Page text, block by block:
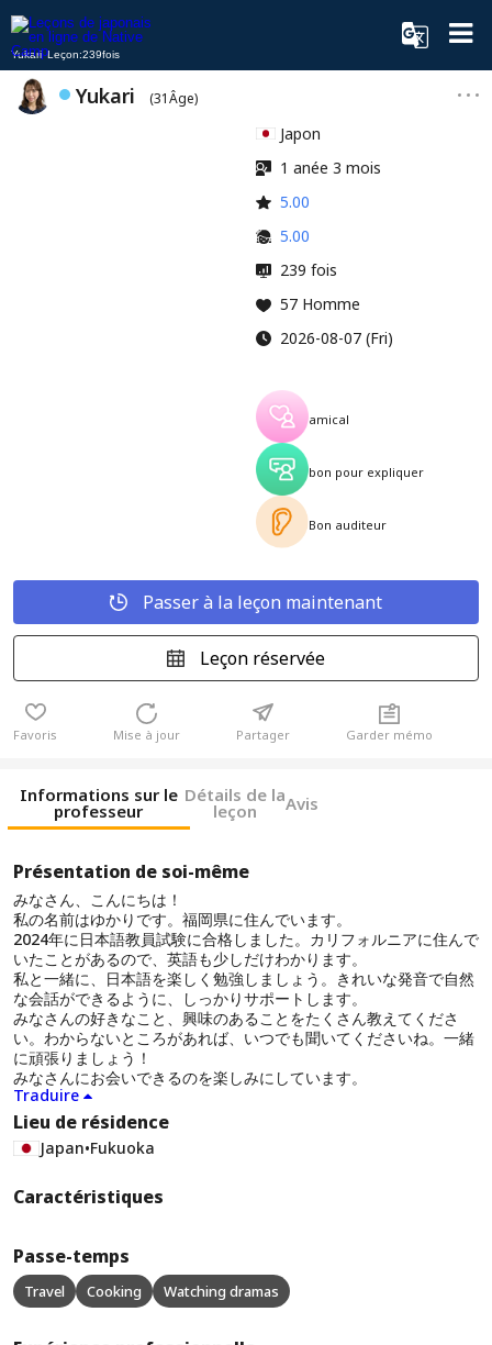
Yukari Leçon:239fois
Yukari (31Âge)
Japon
1 anée 3 mois
5.00
5.00
239 fois
57 Homme
2026-08-07 (Fri)
amical
bon pour expliquer
Bon auditeur
Passer à la leçon maintenant
Leçon réservée
Favoris Mise à jour Partager Garder mémo
Informations sur le
professeur
Détails de la
leçon Avis
Présentation de soi-même
みなさん、こんにちは！
私の名前はゆかりです。福岡県に住んでいます。
2024年に日本語教員試験に合格しました。カリフォルニアに住んで
いたことがあるので、英語も少しだけわかります。
私と一緒に、日本語を楽しく勉強しましょう。きれいな発音で自然
な会話ができるように、しっかりサポートします。
みなさんの好きなこと、興味のあることをたくさん教えてくださ
い。わからないところがあれば、いつでも聞いてくださいね。一緒
に頑張りましょう！
みなさんにお会いできるのを楽しみにしています。
Traduire
Lieu de résidence
Japan•Fukuoka
Caractéristiques
Passe-temps
Travel Cooking Watching dramas